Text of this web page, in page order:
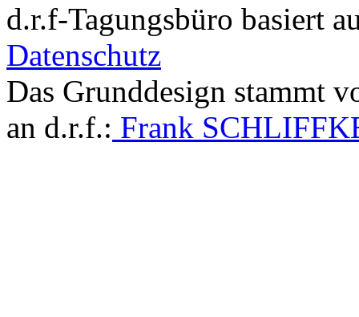
d.r.f-Tagungsbüro basiert
Datenschutz
Das Grunddesign stammt
an d.r.f.: Frank